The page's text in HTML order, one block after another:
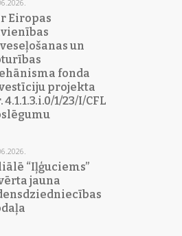
Eiropas
un
fonda
projekta
4.1.1.3.i.0/1/23/I/CFLA/015
“Iļģuciems”
jauna